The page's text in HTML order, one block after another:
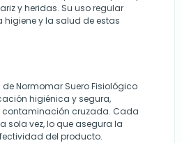
y heridas. Su uso regular
y la salud de estas
de Normomar Suero Fisiológico
higiénica y segura,
contaminación cruzada. Cada
sola vez, lo que asegura la
del producto.